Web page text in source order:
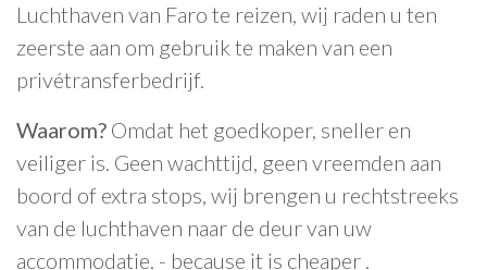
Luchthaven van Faro te reizen, wij raden u ten
zeerste aan om gebruik te maken van een
privétransferbedrijf.
Waarom? Omdat het goedkoper, sneller en
veiliger is. Geen wachttijd, geen vreemden aan
boord of extra stops, wij brengen u rechtstreeks
van de luchthaven naar de deur van uw
accommodatie. - because it is cheaper .